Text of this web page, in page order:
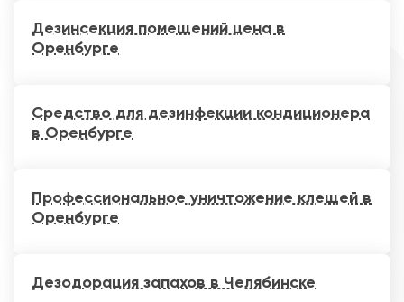
Дезинсекция помещений цена в
Оренбурге
Средство для дезинфекции кондиционера
в Оренбурге
Профессиональное уничтожение клещей в
Оренбурге
Дезодорация запахов в Челябинске